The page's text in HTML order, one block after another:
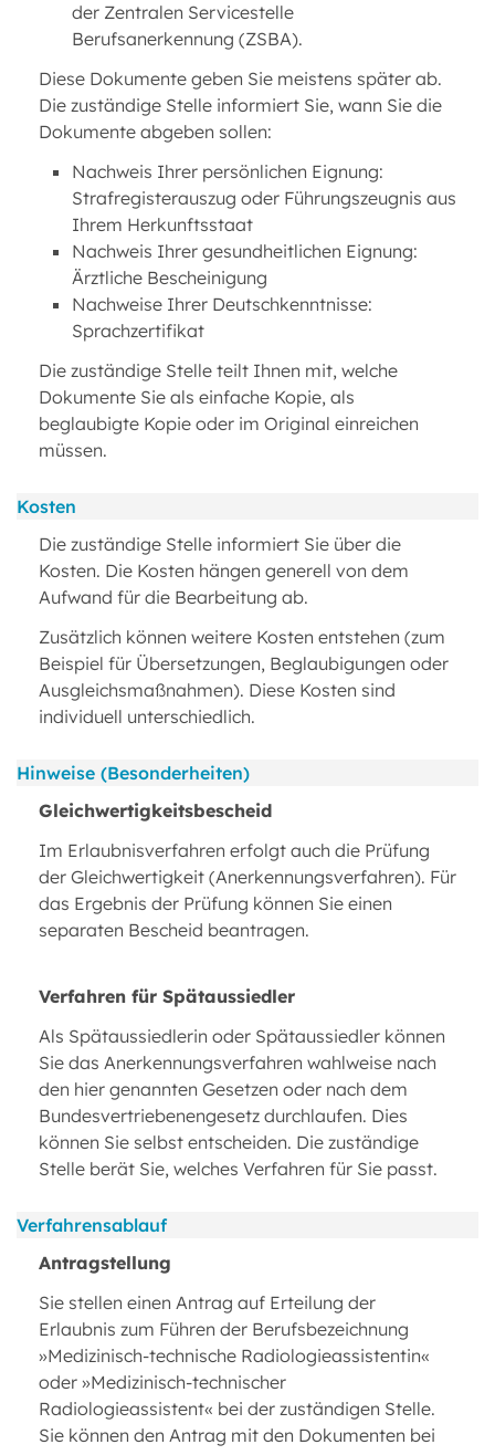
der Zentralen Servicestelle
Berufsanerkennung (ZSBA).
Diese Dokumente geben Sie meistens später ab.
Die zuständige Stelle informiert Sie, wann Sie die
Dokumente abgeben sollen:
Nachweis Ihrer persönlichen Eignung:
Strafregisterauszug oder Führungszeugnis aus
Ihrem Herkunftsstaat
Nachweis Ihrer gesundheitlichen Eignung:
Ärztliche Bescheinigung
Nachweise Ihrer Deutschkenntnisse:
Sprachzertifikat
Die zuständige Stelle teilt Ihnen mit, welche
Dokumente Sie als einfache Kopie, als
beglaubigte Kopie oder im Original einreichen
müssen.
Kosten
Die zuständige Stelle informiert Sie über die
Kosten. Die Kosten hängen generell von dem
Aufwand für die Bearbeitung ab.
Zusätzlich können weitere Kosten entstehen (zum
Beispiel für Übersetzungen, Beglaubigungen oder
Ausgleichsmaßnahmen). Diese Kosten sind
individuell unterschiedlich.
Hinweise (Besonderheiten)
Gleichwertigkeitsbescheid
Im Erlaubnisverfahren erfolgt auch die Prüfung
der Gleichwertigkeit (Anerkennungsverfahren). Für
das Ergebnis der Prüfung können Sie einen
separaten Bescheid beantragen.
Verfahren für Spätaussiedler
Als Spätaussiedlerin oder Spätaussiedler können
Sie das Anerkennungsverfahren wahlweise nach
den hier genannten Gesetzen oder nach dem
Bundesvertriebenengesetz durchlaufen. Dies
können Sie selbst entscheiden. Die zuständige
Stelle berät Sie, welches Verfahren für Sie passt.
Verfahrensablauf
Antragstellung
Sie stellen einen Antrag auf Erteilung der
Erlaubnis zum Führen der Berufsbezeichnung
»Medizinisch-technische Radiologieassistentin«
oder »Medizinisch-technischer
Radiologieassistent« bei der zuständigen Stelle.
Sie können den Antrag mit den Dokumenten bei